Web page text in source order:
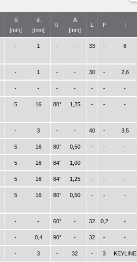
S
[mm]
d.
[mm]
ß
A
[mm]
L P I
- 1 - - 33 - 6
- 1 - - 30 - 2,6
- - - - - - -
5 16 80° 1,25 - - -
- 3 - - 40 - 3,5
5 16 80° 0,50 - - -
5 16 84° 1,00 - - -
5 16 84° 1,25 - - -
5 16 80° 0,50 - - -
- - 60° - 32 0,2 -
- 0,4 90° - 32 - -
- 3 - 32 - 3 KEYLINE